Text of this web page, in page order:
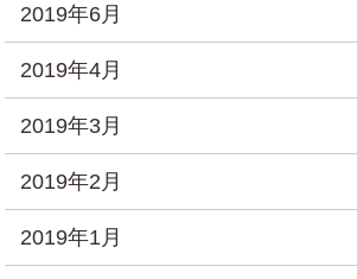
2019年6月
2019年4月
2019年3月
2019年2月
2019年1月